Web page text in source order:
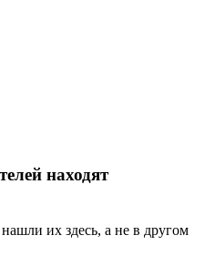
находят
нашли их здесь, а не в другом